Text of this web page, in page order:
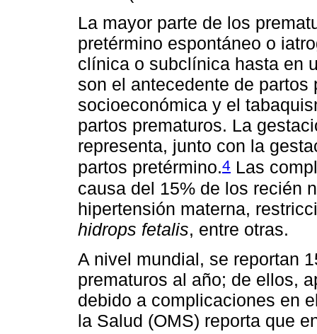
La mayor parte de los
pretérmino espontáneo o
clínica o subclínica hasta en
son el antecedente de
socioeconómica y el
partos prematuros. La
representa, junto con la
partos pretérmino.4 Las
causa del 15% de los recién
hipertensión materna,
hidrops fetalis, entre otras.
A nivel mundial, se reportan
prematuros al año; de ellos,
debido a complicaciones en
la Salud (OMS) reporta que